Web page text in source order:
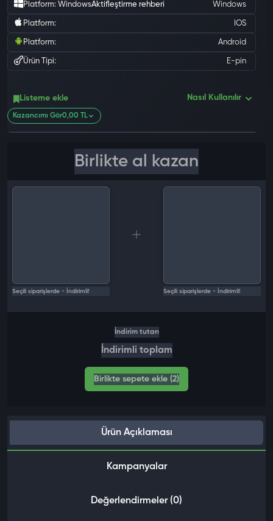
0
Platform: WindowsAktifleştirme rehberi Windows
Platform: IOS
Platform: Android
Ürün Tipi: E-pin
Nasıl Kullanılır
Listeme ekle
Kazancımı Gör0,00 TL
Birlikte al kazan
Seçili siparişlerde - İndirimli! Seçili siparişlerde - İndirimli!
İndirim tutarı
İndirimli toplam
Birlikte sepete ekle (2)
Ürün Açıklaması
Kampanyalar
Değerlendirmeler (0)